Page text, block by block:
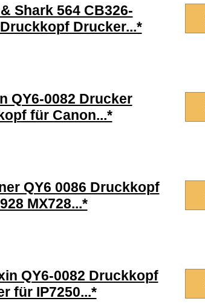
Shark 564 CB326-
Drucker...*
QY6-0082 Drucker
für Canon...*
QY6 0086 Druckkopf
MX728...*
QY6-0082 Druckkopf
für IP7250...*